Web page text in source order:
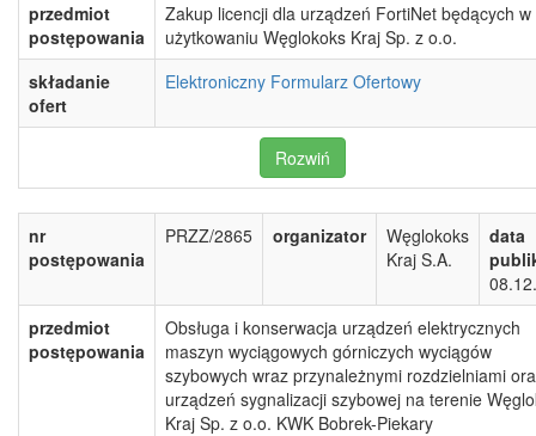
przedmiot
postępowania
Zakup licencji dla urządzeń FortiNet będących w
użytkowaniu Węglokoks Kraj Sp. z o.o.
składanie
ofert
Elektroniczny Formularz Ofertowy
Rozwiń
nr
postępowania
PRZZ/2865 organizator
Węglokoks
Kraj S.A.
data
przedmiot
postępowania
Obsługa i konserwacja urządzeń elektrycznych
maszyn wyciągowych górniczych wyciągów
szybowych wraz przynależnymi rozdzielniami
urządzeń sygnalizacji szybowej na terenie
Kraj Sp. z o.o. KWK Bobrek-Piekary